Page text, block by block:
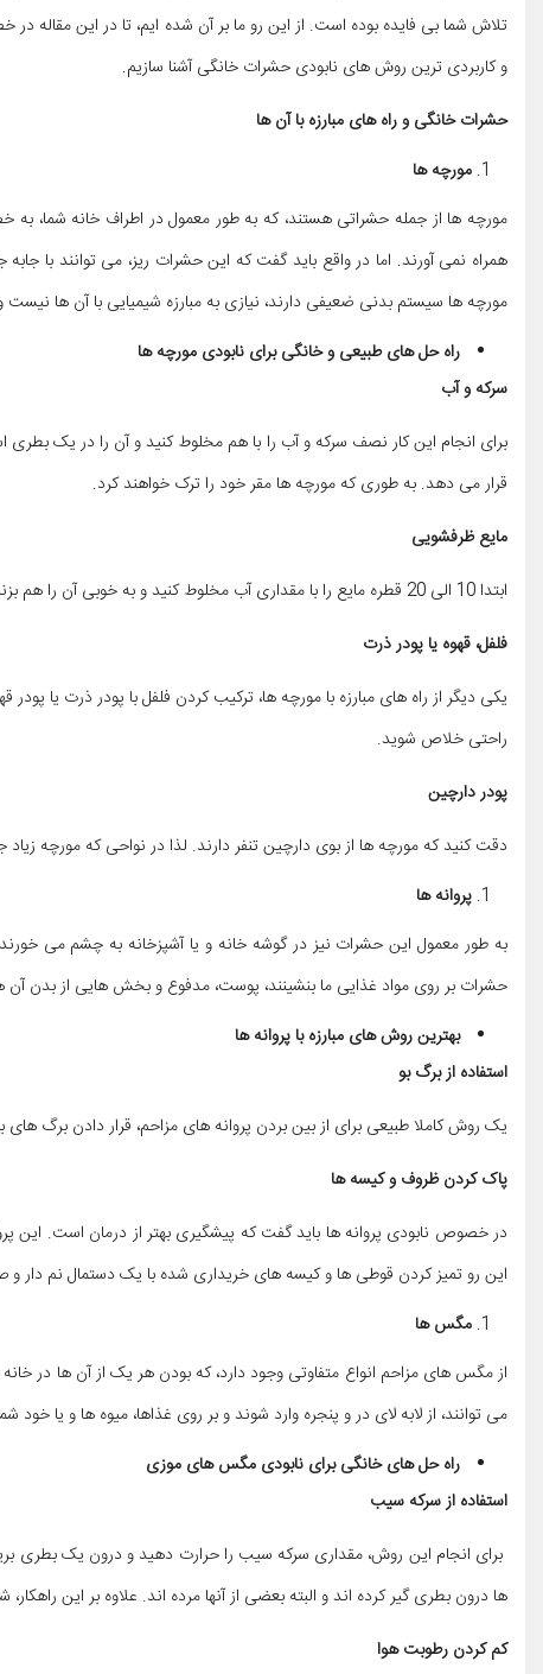
تلاش شما بی فایده بوده است. از این رو ما بر آن شده ایم، تا در این مقاله
و کاربردی ترین روش های نابودی حشرات خانگی آشنا سازیم.
حشرات خانگی و راه های مبارزه با آن ها
مورچه ها
مورچه ها از جمله حشراتی هستند، که به طور معمول در اطراف خانه شما،
همراه نمی آورند. اما در واقع باید گفت که این حشرات ریز، می توانند
مورچه ها سیستم بدنی ضعیفی دارند، نیازی به مبارزه شیمیایی با آن ها
راه حل های طبیعی و خانگی برای نابودی مورچه ها
سرکه و آب
برای انجام این کار نصف سرکه و آب را با هم مخلوط کنید و آن را در یک بطری
قرار می دهد. به طوری که مورچه ها مقر خود را ترک خواهند کرد.
مایع ظرفشویی
ابتدا 10 الی 20 قطره مایع را با مقداری آب مخلوط کنید و به خوبی آن را هم بزنید. سپس ترکیب به وجود آمده را در مسیر یا ورودی لانه مورچه ها بپاشید، تا شاهد از میان بردن این حشرات شوید.
فلفل، قهوه یا پودر ذرت
یکی دیگر از راه های مبارزه با مورچه ها، ترکیب کردن فلفل با پودر ذرت یا
راحتی خلاص شوید.
پودر دارچین
دقت کنید که مورچه ها از بوی دارچین تنفر دارند. لذا در نواحی که مورچه
پروانه ها
به طور معمول این حشرات نیز در گوشه خانه و یا آشپزخانه به چشم می
حشرات بر روی مواد غذایی ما بنشینند، پوست، مدفوع و بخش هایی از بدن آن
بهترین روش های مبارزه با پروانه ها
استفاده از برگ بو
یک روش کاملا طبیعی برای از بین بردن پروانه های مزاحم، قرار دادن برگ
پاک کردن ظروف و کیسه ها
در خصوص نابودی پروانه ها باید گفت که پیشگیری بهتر از درمان است. این
این رو تمیز کردن قوطی ها و کیسه های خریداری شده با یک دستمال نم دار و
مگس ها
از مگس های مزاحم انواع متفاوتی وجود دارد، که بودن هر یک از آن ها در
می توانند، از لابه لای در و پنجره وارد شوند و بر روی غذاها، میوه ها و
راه حل های خانگی برای نابودی مگس های موزی
استفاده از سرکه سیب
برای انجام این روش، مقداری سرکه سیب را حرارت دهید و درون یک
ها درون بطری گیر کرده اند و البته بعضی از آنها مرده اند. علاوه بر این
کم کردن رطوبت هوا